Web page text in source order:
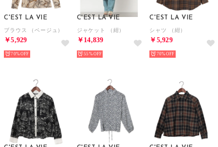
C'EST LA VIE
ブラウス （ベージュ）
￥5,929
70%
C'EST LA VIE
ジャケット （紺）
￥14,839
55%
C'EST LA VIE
シャツ （紺）
￥5,929
70%